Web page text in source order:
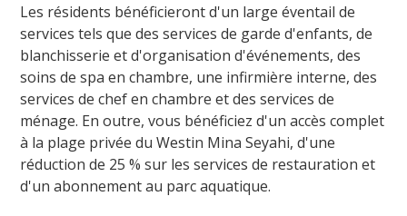
Les résidents bénéficieront d'un large éventail de
services tels que des services de garde d'enfants, de
blanchisserie et d'organisation d'événements, des
soins de spa en chambre, une infirmière interne, des
services de chef en chambre et des services de
ménage. En outre, vous bénéficiez d'un accès complet
à la plage privée du Westin Mina Seyahi, d'une
réduction de 25 % sur les services de restauration et
d'un abonnement au parc aquatique.